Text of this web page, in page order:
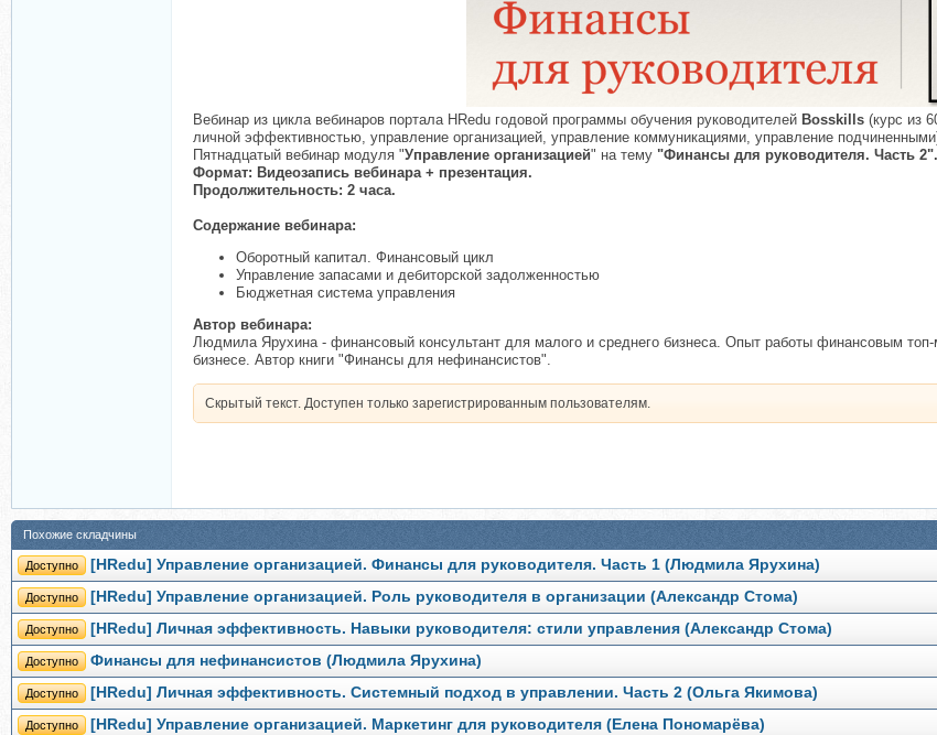
Вебинар из цикла вебинаров портала HRedu годовой программы обучения руководителей Bosskills (курс из
личной эффективностью, управление организацией, управление коммуникациями, управление
Пятнадцатый вебинар модуля "Управление организацией" на тему "Финансы для руководителя. Часть 2".
Формат: Видеозапись вебинара + презентация.
Продолжительность: 2 часа.
Содержание вебинара:
Оборотный капитал. Финансовый цикл
Управление запасами и дебиторской задолженностью
Бюджетная система управления
Автор вебинара:
Людмила Ярухина - финансовый консультант для малого и среднего бизнеса. Опыт работы финансовым
бизнесе. Автор книги "Финансы для нефинансистов".
Скрытый текст. Доступен только зарегистрированным пользователям.
Похожие складчины
Доступно [HRedu] Управление организацией. Финансы для руководителя. Часть 1 (Людмила Ярухина)
Доступно [HRedu] Управление организацией. Роль руководителя в организации (Александр Стома)
Доступно [HRedu] Личная эффективность. Навыки руководителя: стили управления (Александр Стома)
Доступно Финансы для нефинансистов (Людмила Ярухина)
Доступно [HRedu] Личная эффективность. Системный подход в управлении. Часть 2 (Ольга Якимова)
Доступно [HRedu] Управление организацией. Маркетинг для руководителя (Елена Пономарёва)